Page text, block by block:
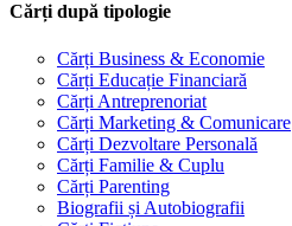
Cărți după tipologie
Cărți Business & Economie
Cărți Educație Financiară
Cărți Antreprenoriat
Cărți Marketing & Comunicare
Cărți Dezvoltare Personală
Cărți Familie & Cuplu
Cărți Parenting
Biografii și Autobiografii